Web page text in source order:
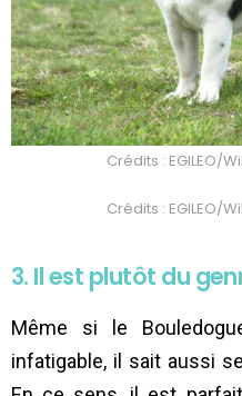
Crédits : EGILEO/
Crédits : EGILEO/
3. Il est plutôt du
Même si le
infatigable, il sait aussi